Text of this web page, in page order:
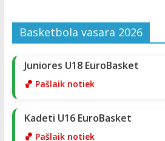
Basketbola vasara 2026
Juniores U18 EuroBasket
🏀 Pašlaik notiek
Kadeti U16 EuroBasket
🏀 Pašlaik notiek